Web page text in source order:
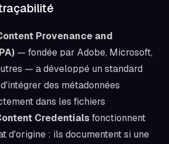
Provenance and
— fondée par Adobe, Microsoft,
— a développé un standard
des métadonnées
dans les fichiers
Credentialsfonctionnent
d'origine : ils documentent si une